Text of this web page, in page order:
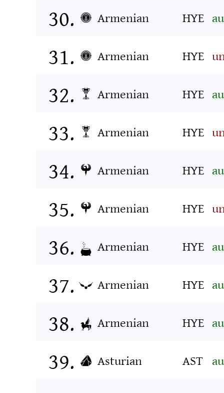
Armenian
HYE
Armenian
HYE
Armenian
HYE
Armenian
HYE
Armenian
HYE
Armenian
HYE
Armenian
HYE
Armenian
HYE
Armenian
HYE
Asturian
AST